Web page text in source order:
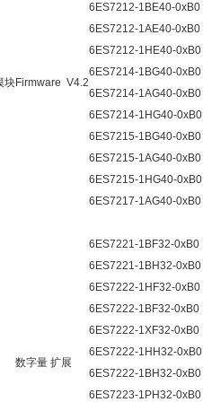
块Firmware V4.2
6ES7212-1BE40-0xB0
6ES7212-1AE40-0xB0
6ES7212-1HE40-0xB0
6ES7214-1BG40-0xB0
6ES7214-1AG40-0xB0
6ES7214-1HG40-0xB0
6ES7215-1BG40-0xB0
6ES7215-1AG40-0xB0
6ES7215-1HG40-0xB0
6ES7217-1AG40-0xB0
数字量 扩展
6ES7221-1BF32-0xB0
6ES7221-1BH32-0xB0
6ES7222-1HF32-0xB0
6ES7222-1BF32-0xB0
6ES7222-1XF32-0xB0
6ES7222-1HH32-0xB0
6ES7222-1BH32-0xB0
6ES7223-1PH32-0xB0